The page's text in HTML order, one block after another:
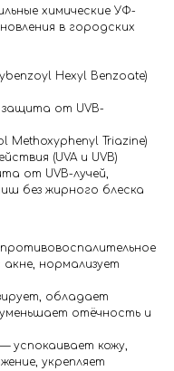
химические УФ-
в городских
Hexyl Benzoate)
защита от UVB-
Methoxyphenyl Triazine)
(UVA и UVB)
от UVB-лучей,
без жирного блеска
нормализует
обладает
отёчность и
— успокаивает кожу,
укрепляет